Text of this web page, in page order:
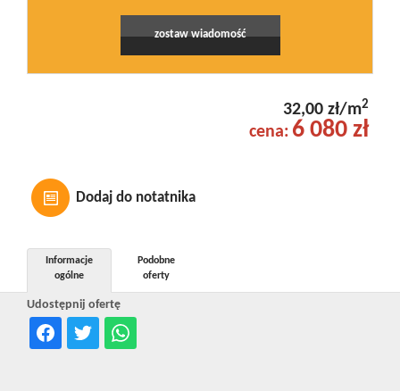
zostaw wiadomość
32,00 zł/m2
cena: 6 080 zł
Dodaj do notatnika
Udostępnij ofertę
Informacje
ogólne
Podobne
oferty